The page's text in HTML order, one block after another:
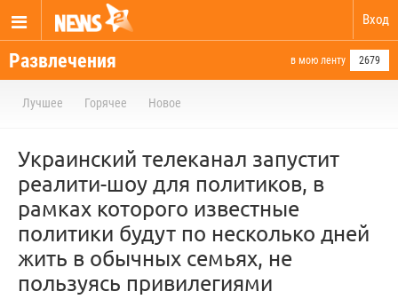
Вход
Развлечения в мою ленту 2679
Лучшее Горячее Новое
Украинский телеканал запустит
реалити-шоу для политиков, в
рамках которого известные
политики будут по несколько дней
жить в обычных семьях, не
пользуясь привилегиями